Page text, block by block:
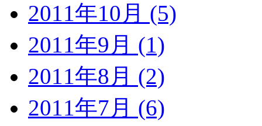
2011年10月 (5)
2011年9月 (1)
2011年8月 (2)
2011年7月 (6)